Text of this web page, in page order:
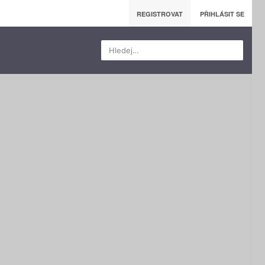
REGISTROVAT PŘIHLÁSIT SE
Hledej…